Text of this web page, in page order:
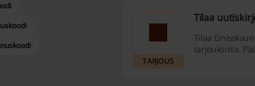
TARJOUS
Tilaa
Tilaa
tarjouksista.